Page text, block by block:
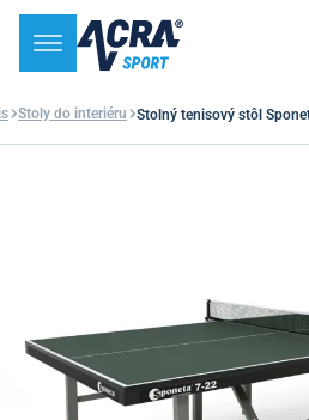
Stoly do interiéru Stolný tenisový stôl